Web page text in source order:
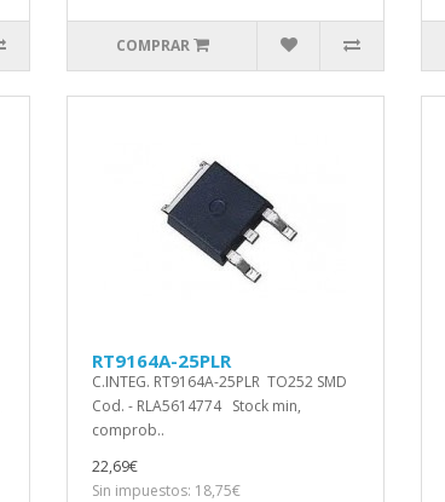
COMPRAR
RT9164A-25PLR
C.INTEG. RT9164A-25PLR TO252 SMD
Cod. - RLA5614774 Stock min,
comprob..
22,69€
Sin impuestos: 18,75€